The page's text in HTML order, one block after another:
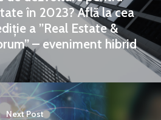
în 2023? Află la cea
a ”Real Estate &
– eveniment hibrid
Next Post